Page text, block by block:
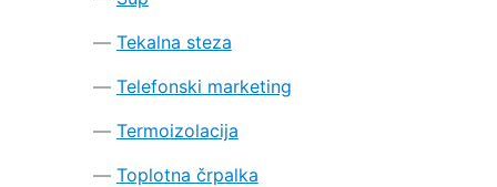
Tekalna steza
Telefonski marketing
Termoizolacija
Toplotna črpalka